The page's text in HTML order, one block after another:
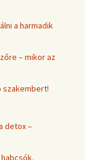
a harmadik
– mikor az
szakembert!
detox –